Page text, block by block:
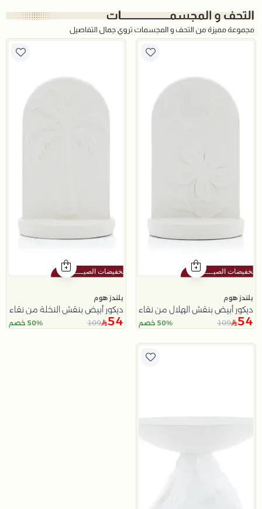
بلندز هوم
ديكور أبيض بنقش الهلال من نقاء
54
109 50% خصم
بلندز هوم
ديكور أبيض بنقش النخلة من نقاء
54
109 50% خصم